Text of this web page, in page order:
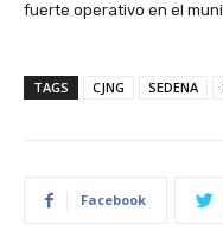
fuerte operativo en el
TAGS CJNG SEDENA
Facebook